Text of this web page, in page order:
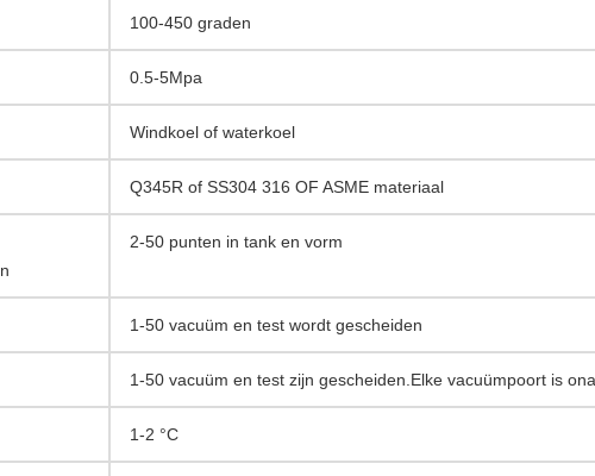
100-450 graden
0.5-5Mpa
Windkoel of waterkoel
Q345R of SS304 316 OF ASME materiaal
2-50 punten in tank en vorm
1-50 vacuüm en test wordt gescheiden
1-50 vacuüm en test zijn gescheiden.Elke vacuümpoort is
1-2 °C